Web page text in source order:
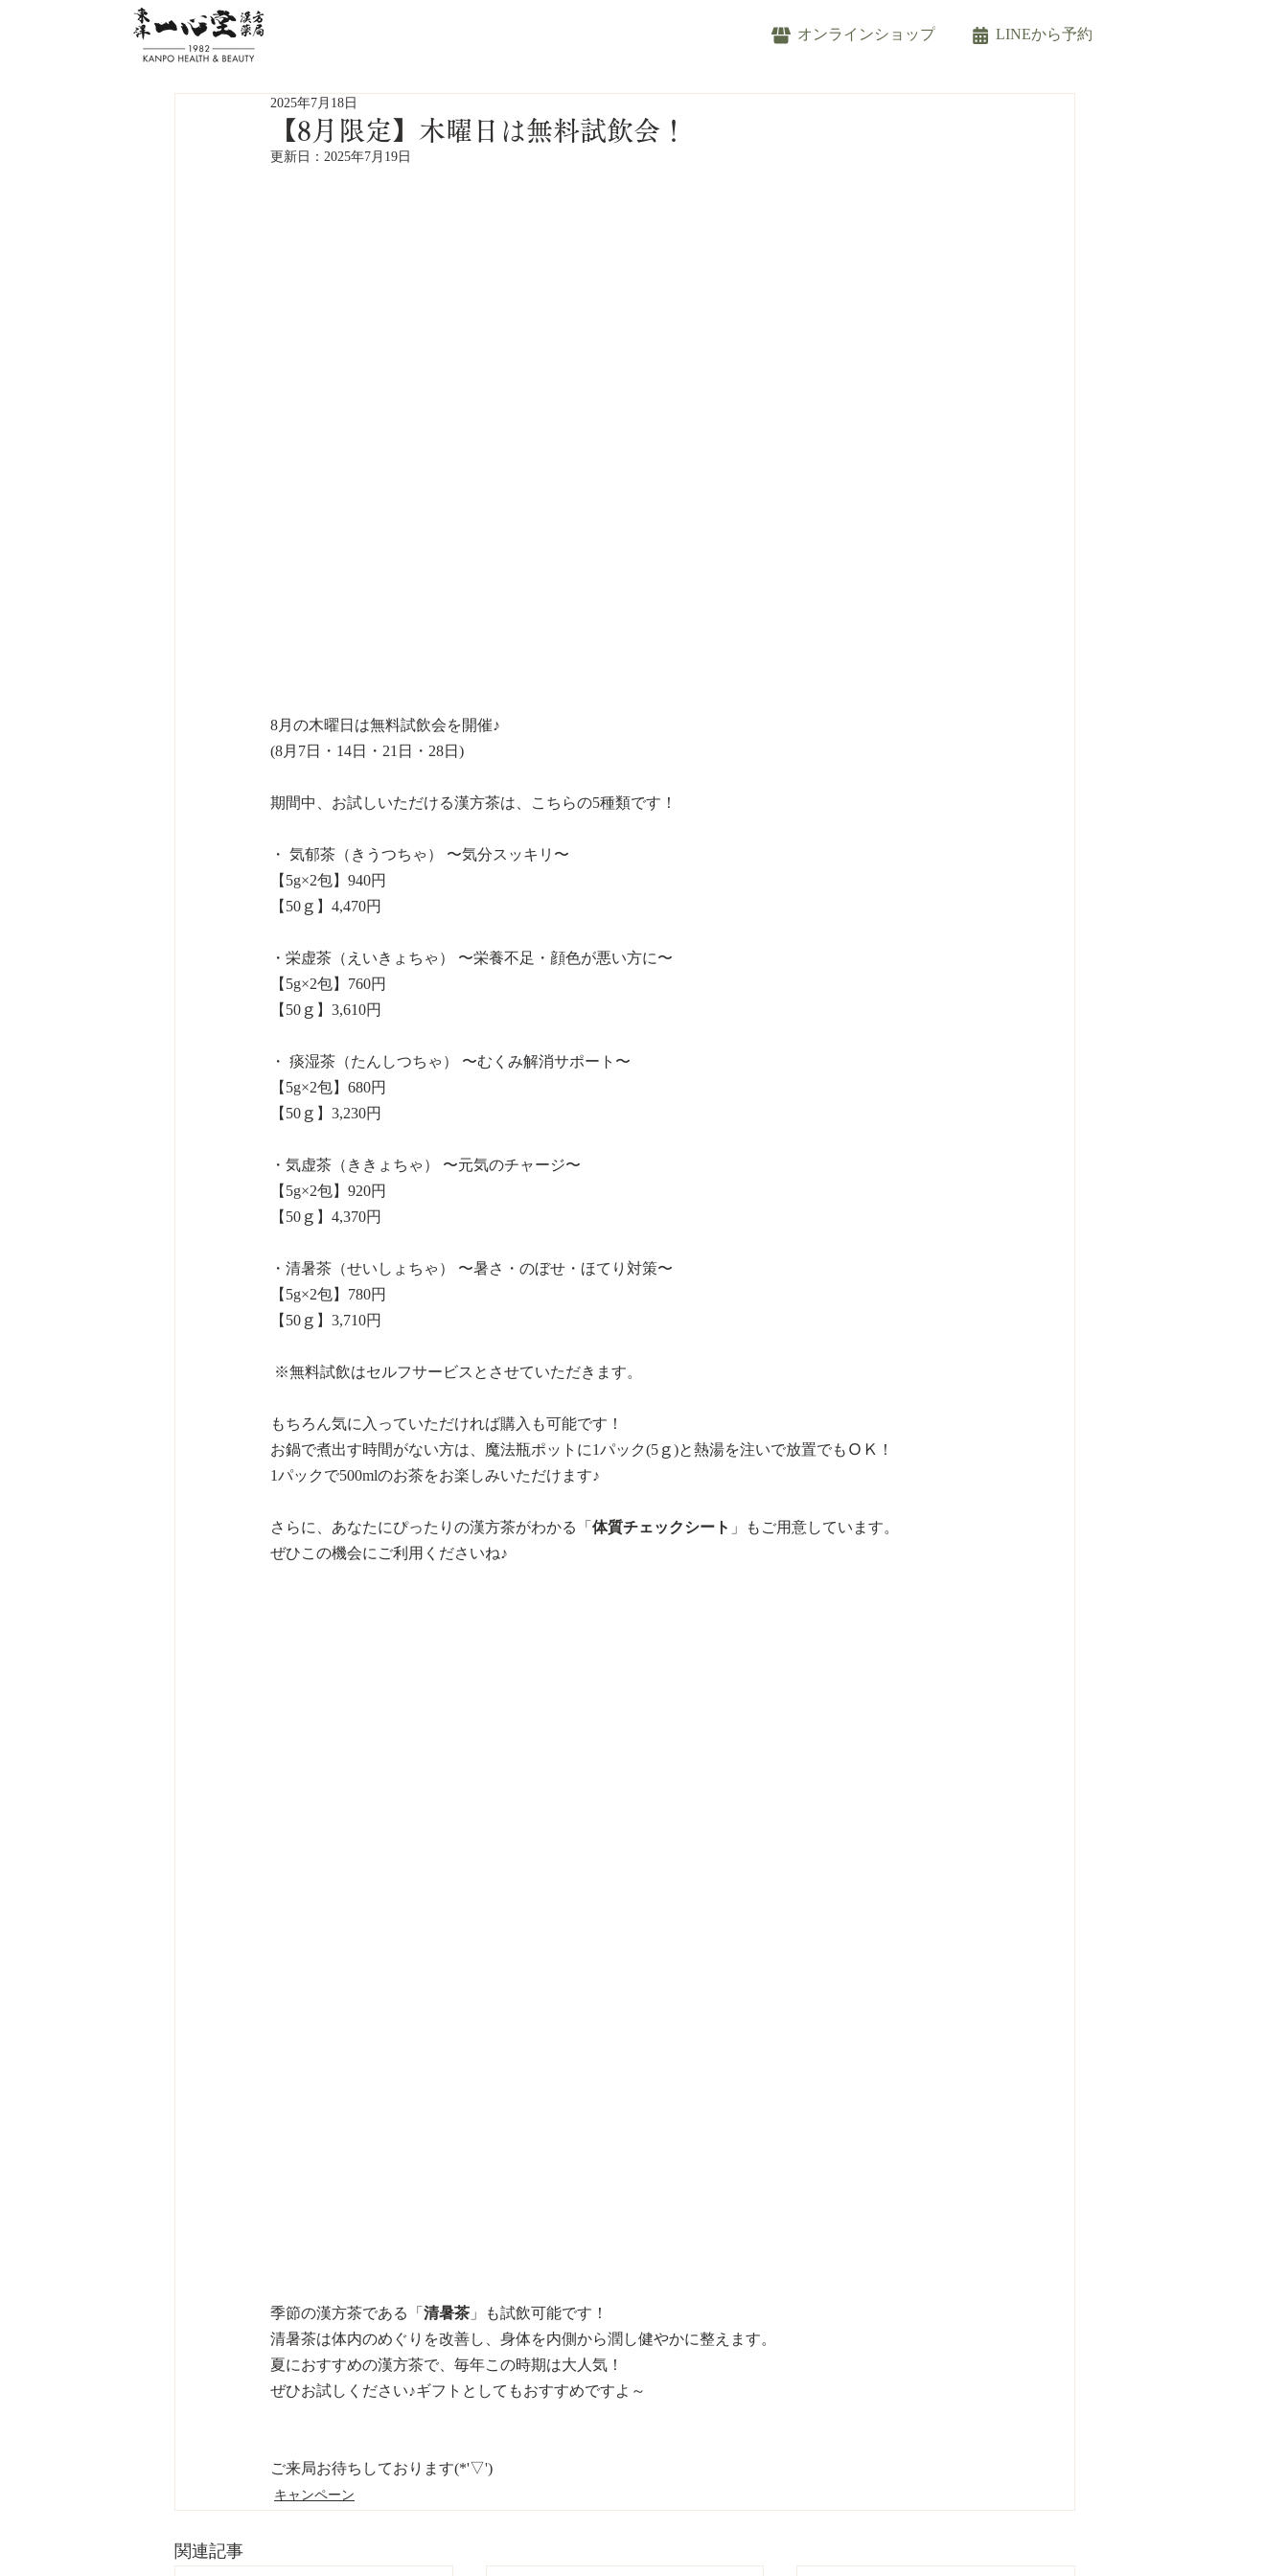
オンラインショップ LINEから予約
【8月限定】木曜日は無料試飲会！
2025年7月18日
更新日： 2025年7月19日
8月の木曜日は無料試飲会を開催♪
(8月7日・14日・21日・28日)
期間中、お試しいただける漢方茶は、こちらの5種類です！
・ 気郁茶（きうつちゃ） 〜気分スッキリ〜
【5g×2包】940円
【50ｇ】4,470円
・栄虚茶（えいきょちゃ） 〜栄養不足・顔色が悪い方に〜
【5g×2包】760円
【50ｇ】3,610円
・ 痰湿茶（たんしつちゃ） 〜むくみ解消サポート〜
【5g×2包】680円
【50ｇ】3,230円
・気虚茶（ききょちゃ） 〜元気のチャージ〜
【5g×2包】920円
【50ｇ】4,370円
・清暑茶（せいしょちゃ） 〜暑さ・のぼせ・ほてり対策〜
【5g×2包】780円
【50ｇ】3,710円
※無料試飲はセルフサービスとさせていただきます。
もちろん気に入っていただければ購入も可能です！
お鍋で煮出す時間がない方は、魔法瓶ポットに1パック(5ｇ)と熱湯を注いで放置でもＯＫ！
1パックで500mlのお茶をお楽しみいただけます♪
さらに、あなたにぴったりの漢方茶がわかる「 体質チェックシート 」もご用意しています。
ぜひこの機会にご利用くださいね♪
季節の漢方茶である「 清暑茶 」も試飲可能です！
清暑茶は体内のめぐりを改善し、身体を内側から潤し健やかに整えます。
夏におすすめの漢方茶で、毎年この時期は大人気！
ぜひお試しください♪ギフトとしてもおすすめですよ～
ご来局お待ちしております(*'▽')
キャンペーン
関連記事